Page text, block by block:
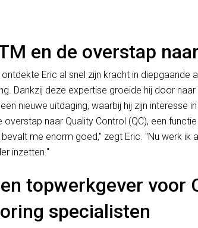
en de overstap
Eric al snel zijn kracht in diepgaande
Dankzij deze expertise groeide hij door
nieuwe uitdaging, waarbij hij zijn interesse
naar Quality Control (QC), een
me enorm goed," zegt Eric. "Nu werk ik
inzetten."
topwerkgever voor
specialisten